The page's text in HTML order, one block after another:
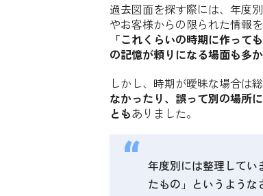
過去図面を探す際には、年度
やお客様からの限られた情報
「これくらいの時期に作って
の記憶が頼りになる場面も多
しかし、時期が曖昧な場合は
なかったり、誤って別の場所
ともありました。
年度別には整理してい
たもの」というような